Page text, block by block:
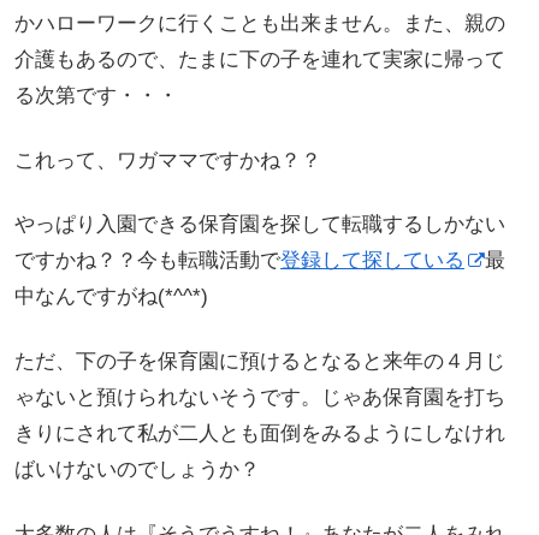
かハローワークに行くことも出来ません。また、親の
介護もあるので、たまに下の子を連れて実家に帰って
る次第です・・・
これって、ワガママですかね？？
やっぱり入園できる保育園を探して転職するしかない
ですかね？？今も転職活動で登録して探している
最
中なんですがね(*^^*)
ただ、下の子を保育園に預けるとなると来年の４月じ
ゃないと預けられないそうです。じゃあ保育園を打ち
きりにされて私が二人とも面倒をみるようにしなけれ
ばいけないのでしょうか？